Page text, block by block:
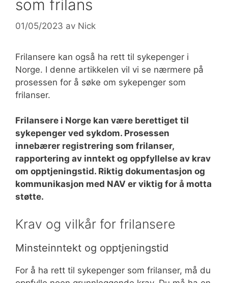
som frilans
01/05/2023 av Nick
Frilansere kan også ha rett til sykepenger i
Norge. I denne artikkelen vil vi se nærmere på
prosessen for å søke om sykepenger som
frilanser.
Frilansere i Norge kan være berettiget til
sykepenger ved sykdom. Prosessen
innebærer registrering som frilanser,
rapportering av inntekt og oppfyllelse av krav
om opptjeningstid. Riktig dokumentasjon og
kommunikasjon med NAV er viktig for å motta
støtte.
Krav og vilkår for frilansere
Minsteinntekt og opptjeningstid
For å ha rett til sykepenger som frilanser, må du